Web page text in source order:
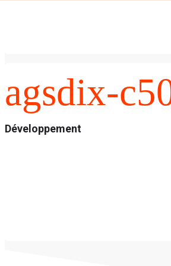
agsdix-
Développement